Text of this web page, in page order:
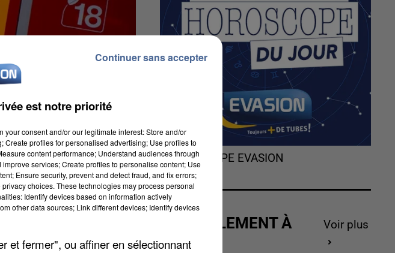
personne ou encore
recrues du Service
de 100.692 fois. Ce
l'année dernière, les
L'HOROSCOPE EVASION
ACTUELLEMENT À
GAGNER
Voir plus
est notre priorité
consent and/or our legitimate interest: Store and/or
profiles for personalised advertising; Use profiles to
content performance; Understand audiences through
services; Create profiles to personalise content; Use
Ensure security, prevent and detect fraud, and fix errors;
choices. These technologies may process personal
Identify devices based on information actively
other data sources; Link different devices; Identify devices
et fermer", ou affiner en sélectionnant
Continuer sans accepter